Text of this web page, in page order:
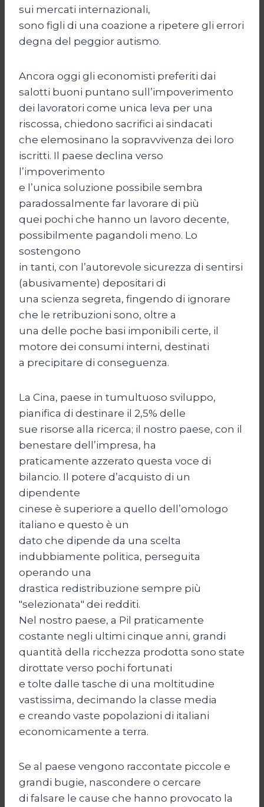
sui mercati internazionali,
sono figli di una coazione a ripetere gli errori
degna del peggior autismo.
Ancora oggi gli economisti preferiti dai
salotti buoni puntano sull’impoverimento
dei lavoratori come unica leva per una
riscossa, chiedono sacrifici ai sindacati
che elemosinano la sopravvivenza dei loro
iscritti. Il paese declina verso
l’impoverimento
e l’unica soluzione possibile sembra
paradossalmente far lavorare di più
quei pochi che hanno un lavoro decente,
possibilmente pagandoli meno. Lo
sostengono
in tanti, con l’autorevole sicurezza di sentirsi
(abusivamente) depositari di
una scienza segreta, fingendo di ignorare
che le retribuzioni sono, oltre a
una delle poche basi imponibili certe, il
motore dei consumi interni, destinati
a precipitare di conseguenza.
La Cina, paese in tumultuoso sviluppo,
pianifica di destinare il 2,5% delle
sue risorse alla ricerca; il nostro paese, con il
benestare dell’impresa, ha
praticamente azzerato questa voce di
bilancio. Il potere d’acquisto di un
dipendente
cinese è superiore a quello dell’omologo
italiano e questo è un
dato che dipende da una scelta
indubbiamente politica, perseguita
operando una
drastica redistribuzione sempre più
"selezionata" dei redditi.
Nel nostro paese, a Pil praticamente
costante negli ultimi cinque anni, grandi
quantità della ricchezza prodotta sono state
dirottate verso pochi fortunati
e tolte dalle tasche di una moltitudine
vastissima, decimando la classe media
e creando vaste popolazioni di italiani
economicamente a terra.
Se al paese vengono raccontate piccole e
grandi bugie, nascondere o cercare
di falsare le cause che hanno provocato la